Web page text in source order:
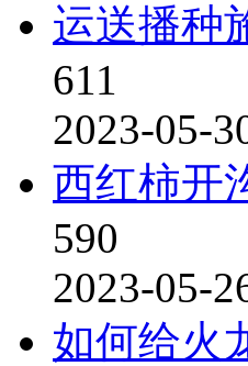
运送播种
611
2023-05-
西红柿开
590
2023-05-
如何给火